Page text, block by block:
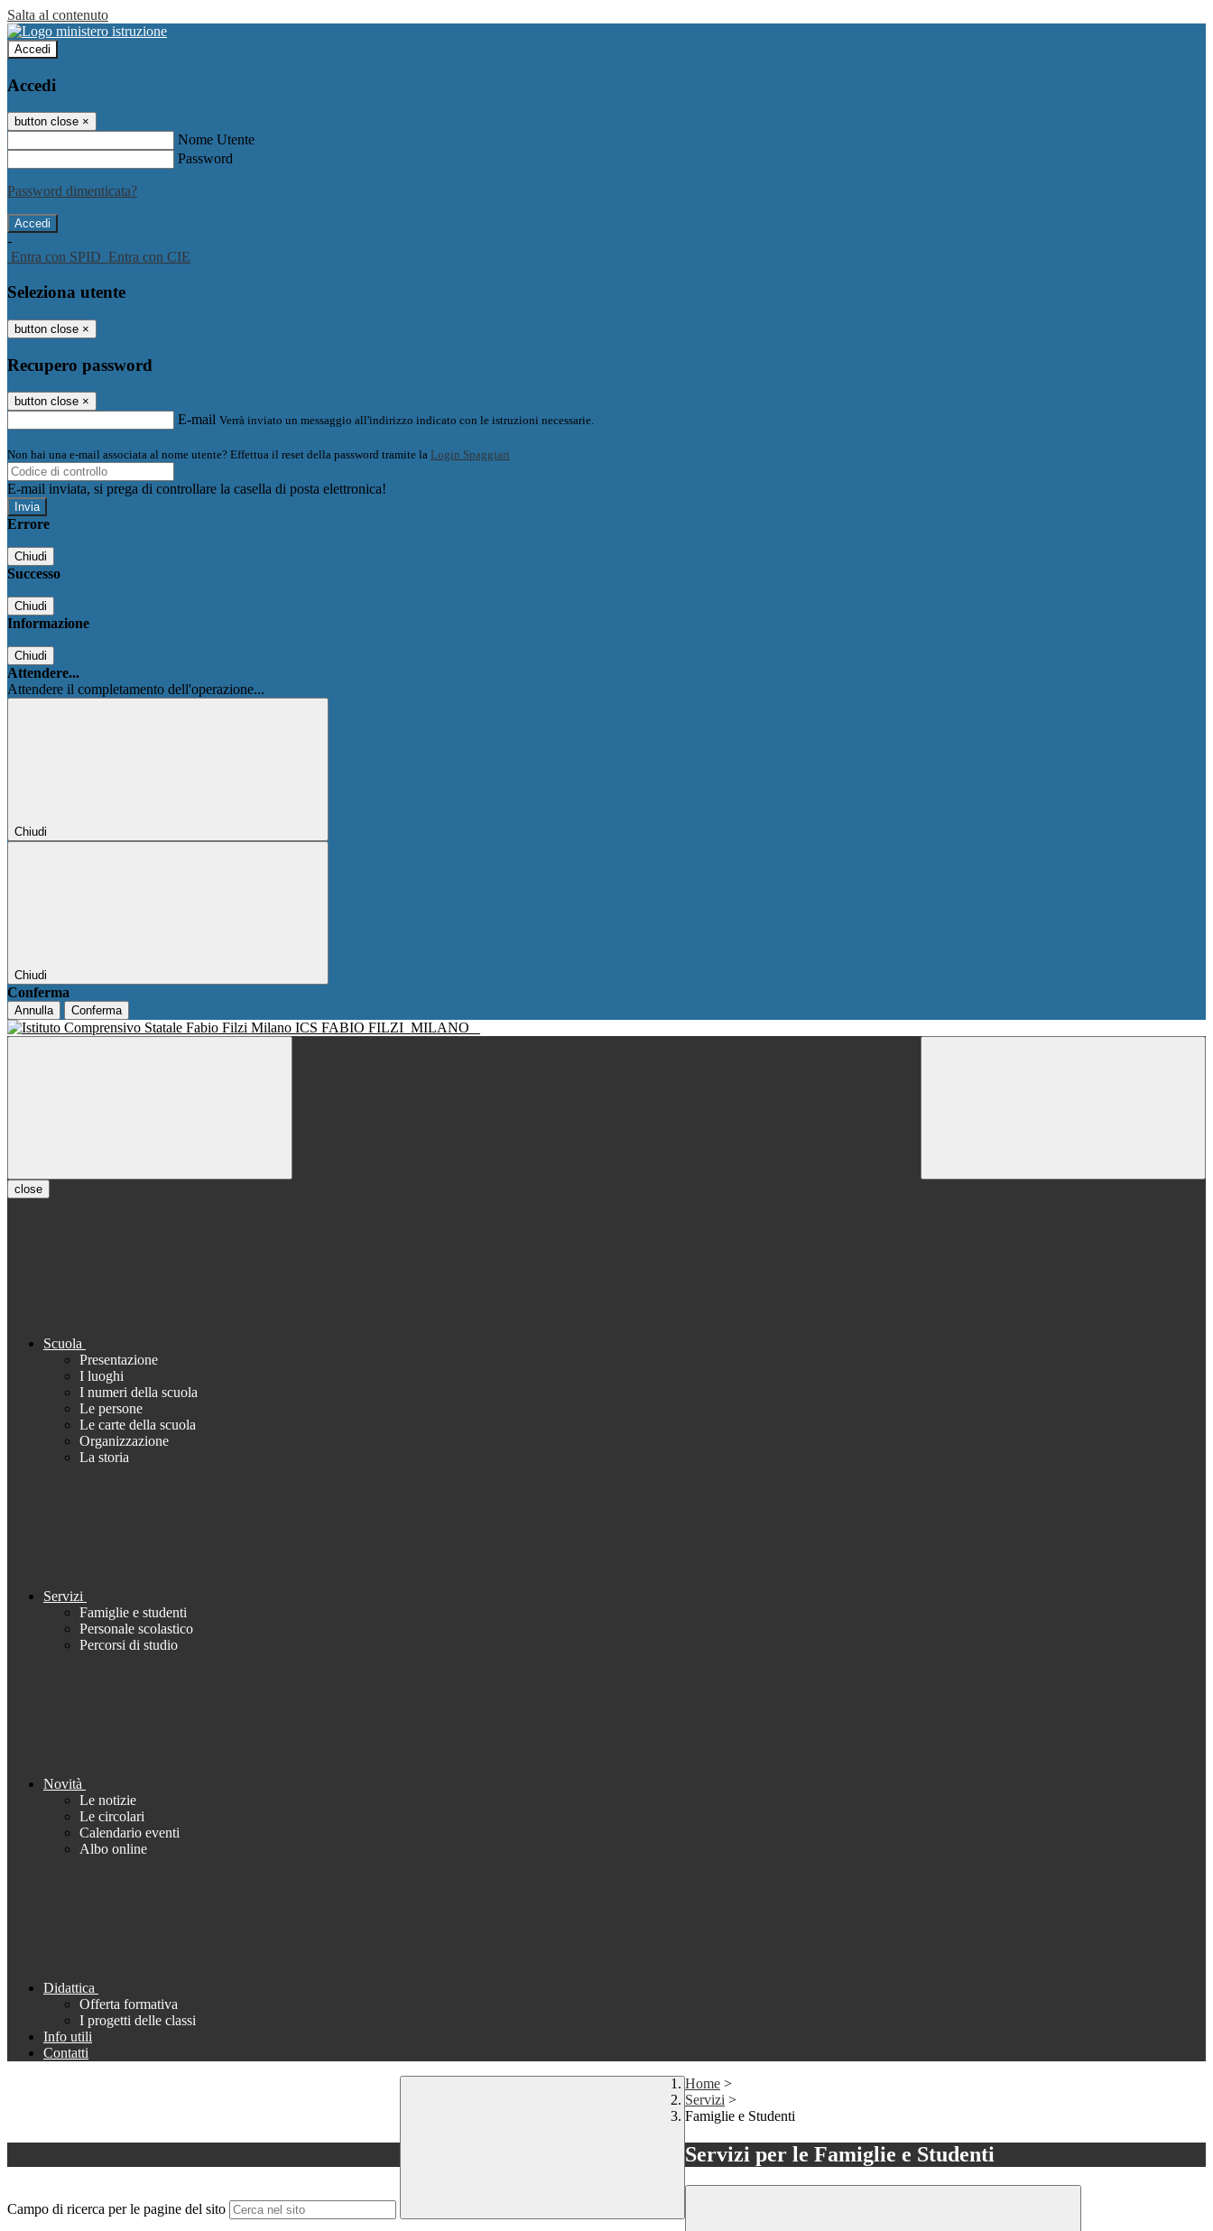
Salta al contenuto
Accedi
Accedi
button close ×
Nome Utente
Password
Password dimenticata?
-
Entra con SPID Entra con CIE
Seleziona utente
button close ×
Recupero password
button close ×
E-mail Verrà inviato un messaggio all'indirizzo indicato con le istruzioni necessarie.
Non hai una e-mail associata al nome utente? Effettua il reset della password tramite la Login Spaggiari
E-mail inviata, si prega di controllare la casella di posta elettronica!
Errore
Chiudi
Successo
Chiudi
Informazione
Chiudi
Attendere...
Attendere il completamento dell'operazione...
Chiudi
Chiudi
Conferma
Annulla Conferma
ICS FABIO FILZI MILANO
close
Scuola
Presentazione
I luoghi
I numeri della scuola
Le persone
Le carte della scuola
Organizzazione
La storia
Servizi
Famiglie e studenti
Personale scolastico
Percorsi di studio
Novità
Le notizie
Le circolari
Calendario eventi
Albo online
Didattica
Offerta formativa
I progetti delle classi
Info utili
Contatti
Campo di ricerca per le pagine del sito
Home >
Servizi >
Famiglie e Studenti
Servizi per le Famiglie e Studenti